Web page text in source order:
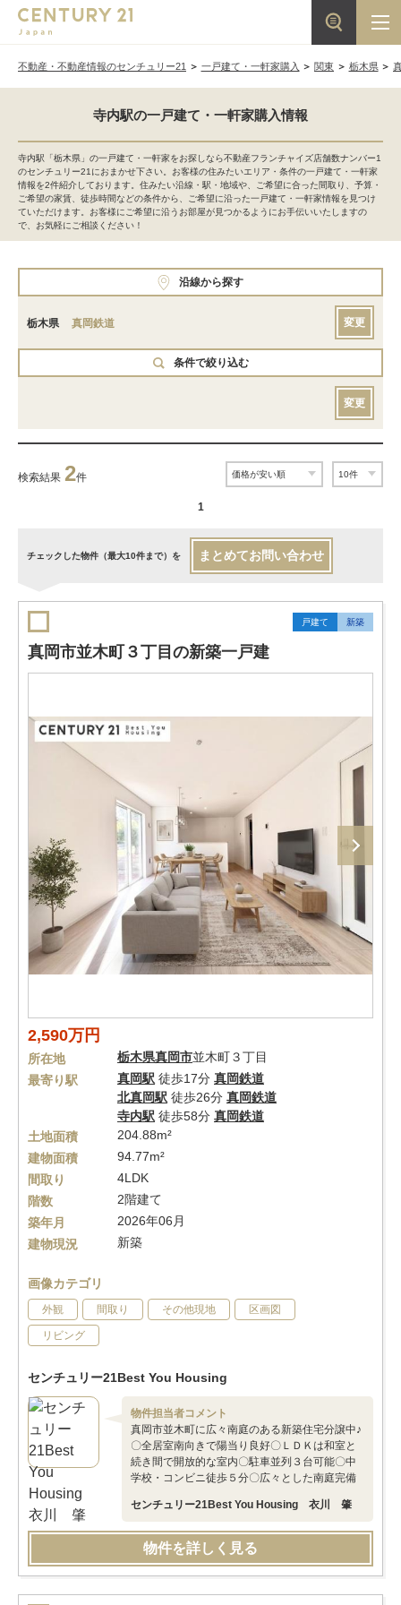
不動産・不動産情報のセンチュリー21 一戸建て・一軒家購入 関東 栃木県
寺内駅の一戸建て・一軒家購入情報
寺内駅「栃木県」の一戸建て・一軒家をお探しなら不動産フランチャイズ店舗数ナンバー1
のセンチュリー21におまかせ下さい。お客様の住みたいエリア・条件の一戸建て・一軒家
情報を2件紹介しております。住みたい沿線・駅・地域や、ご希望に合った間取り、予算・
ご希望の家賃、徒歩時間などの条件から、ご希望に沿った一戸建て・一軒家情報を見つけ
ていただけます。お客様にご希望に沿うお部屋が見つかるようにお手伝いいたしますの
で、お気軽にご相談ください！
沿線から探す
栃木県 真岡鉄道 変更
条件で絞り込む
変更
検索結果 2件
1
チェックした物件（最大10件まで）を まとめてお問い合わせ
戸建て 新築
真岡市並木町３丁目の新築一戸建
2,590万円
所在地 栃木県真岡市並木町３丁目
最寄り駅
真岡駅 徒歩17分 真岡鉄道
北真岡駅 徒歩26分 真岡鉄道
寺内駅 徒歩58分 真岡鉄道
土地面積
204.88m²
建物面積
94.77m²
間取り
4LDK
階数
2階建て
築年月
2026年06月
建物現況
新築
画像カテゴリ
外観 間取り その他現地 区画図
リビング
センチュリー21Best You Housing
物件担当者コメント
真岡市並木町に広々南庭のある新築住宅分譲中♪
〇全居室南向きで陽当り良好〇ＬＤＫは和室と
続き間で開放的な室内〇駐車並列３台可能〇中
学校・コンビニ徒歩５分〇広々とした南庭完備
センチュリー21Best You Housing 衣川 肇
物件を詳しく見る